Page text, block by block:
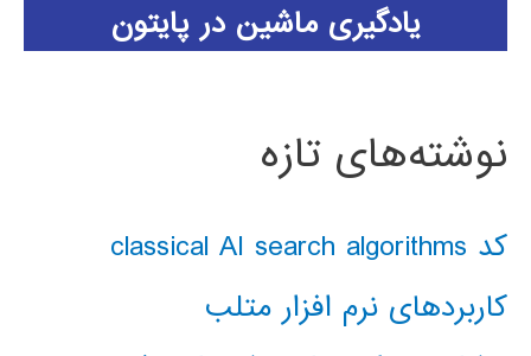
یادگیری ماشین در پایتون
نوشته‌های تازه
کد classical AI search algorithms
کاربردهای نرم افزار متلب